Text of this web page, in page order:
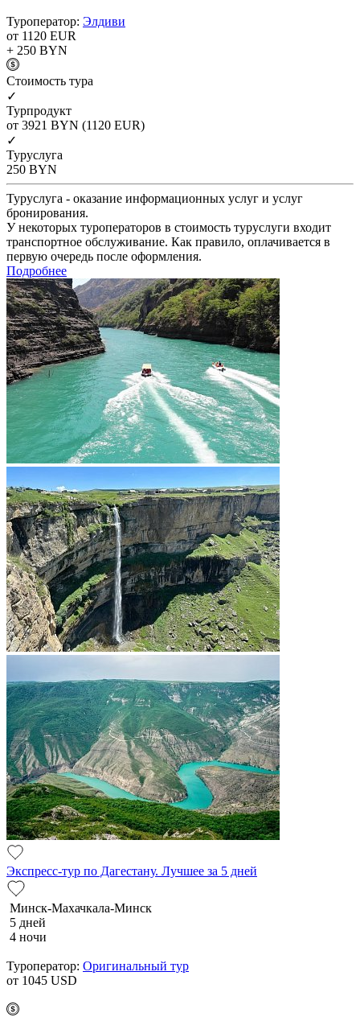
Туроператор: Элдиви
от 1120 EUR
+ 250 BYN
Cтоимость тура
✓
Турпродукт
от 3921 BYN (1120 EUR)
✓
Туруслуга
250 BYN
Туруслуга - оказание информационных услуг и услуг
бронирования.
У некоторых туроператоров в стоимость туруслуги входит
транспортное обслуживание. Как правило, оплачивается в
первую очередь после оформления.
Подробнее
Экспресс-тур по Дагестану. Лучшее за 5 дней
Минск-Махачкала-Минск
5 дней
4 ночи
Туроператор: Оригинальный тур
от 1045 USD